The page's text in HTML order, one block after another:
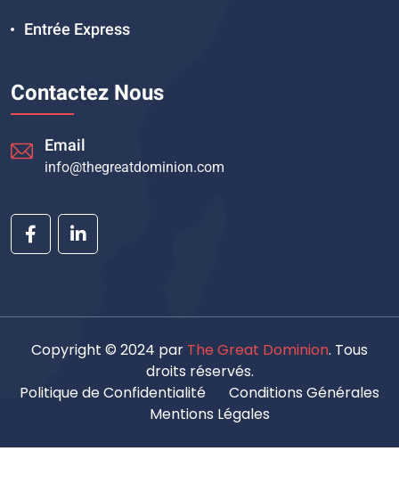
Entrée Express
Contactez Nous
Email
info@thegreatdominion.com
Copyright © 2024 par The Great Dominion. Tous
droits réservés.
Politique de Confidentialité
Conditions Générales
Mentions Légales